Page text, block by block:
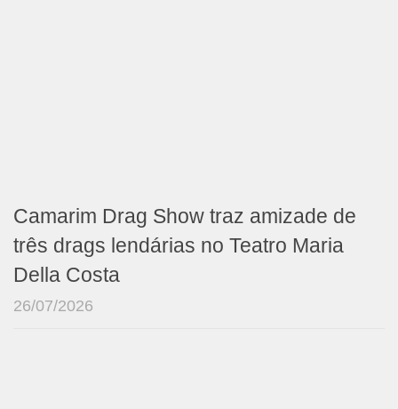
Camarim Drag Show traz amizade de
três drags lendárias no Teatro Maria
Della Costa
26/07/2026